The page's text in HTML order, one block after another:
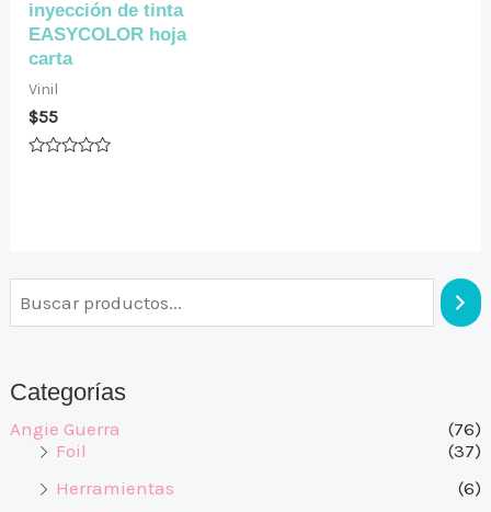
Categorías
Angie Guerra
(76)
Foil
(37)
Herramientas
(6)
inyección de tinta
EASYCOLOR hoja
carta
Vinil
$55